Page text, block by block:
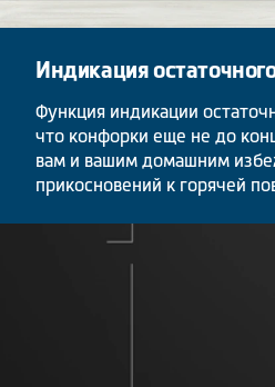
Индикация
Функция индикации
что конфорки еще не до
вам и вашим домашним
прикосновений к горячей